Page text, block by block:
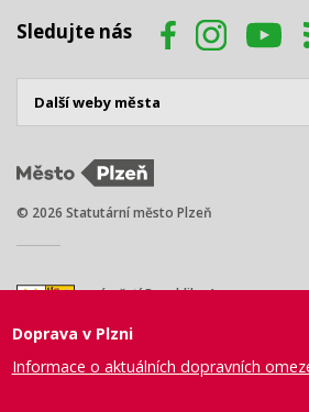
Sledujte nás
© 2026 Statutární město Plzeň
náměstí Republiky 1
Tel.: +420 378 031 111
Doprava v Plzni
Informace o aktuálních dopravních